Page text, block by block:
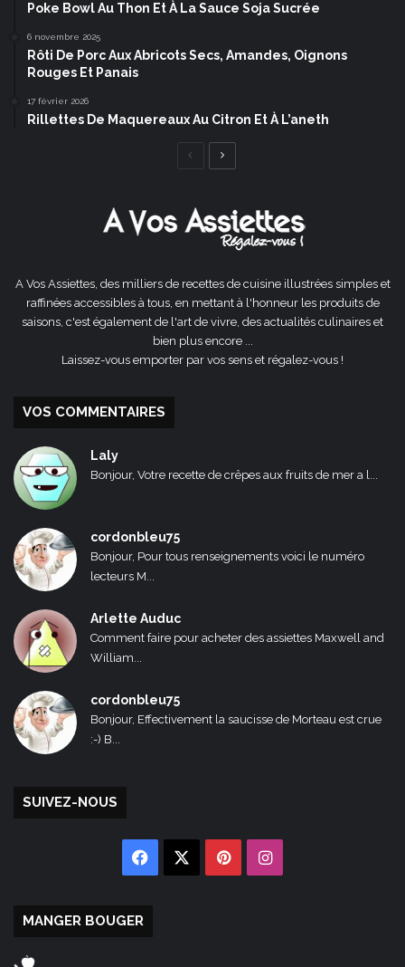
Poke Bowl Au Thon Et À La Sauce Soja Sucrée
6 novembre 2025
Rôti De Porc Aux Abricots Secs, Amandes, Oignons
Rouges Et Panais
17 février 2026
Rillettes De Maquereaux Au Citron Et À L’aneth
Page
A Vos Assiettes, des milliers de recettes de cuisine illustrées simples et
raffinées accessibles à tous, en mettant à l'honneur les produits de
saisons, c'est également de l'art de vivre, des actualités culinaires et
bien plus encore ...
Laissez-vous emporter par vos sens et régalez-vous !
VOS COMMENTAIRES
Laly
Bonjour, Votre recette de crêpes aux fruits de mer a l...
cordonbleu75
Bonjour, Pour tous renseignements voici le numéro
lecteurs M...
Arlette Auduc
Comment faire pour acheter des assiettes Maxwell and
William...
cordonbleu75
Bonjour, Effectivement la saucisse de Morteau est crue
:-) B...
SUIVEZ-NOUS
Facebook PinterestInstagram
MANGER BOUGER